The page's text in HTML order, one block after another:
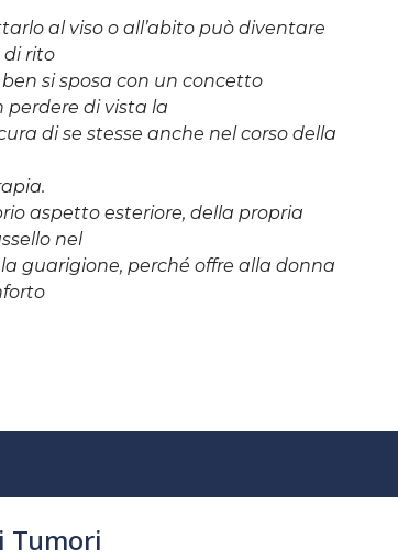
al viso o all’abito può diventare
di rito
si sposa con un concetto
di vista la
di se stesse anche nel corso della
aspetto esteriore, della propria
nel
guarigione, perché offre alla donna
Tumori